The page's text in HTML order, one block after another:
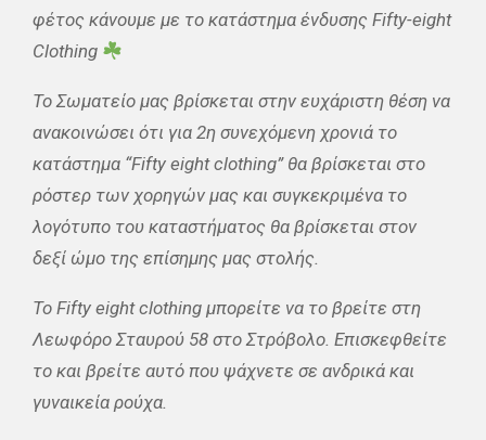
φέτος κάνουμε με το κατάστημα ένδυσης Fifty-eight
Clothing
Το Σωματείο μας βρίσκεται στην ευχάριστη θέση να
ανακοινώσει ότι για 2η συνεχόμενη χρονιά το
κατάστημα “Fifty eight clothing” θα βρίσκεται στο
ρόστερ των χορηγών μας και συγκεκριμένα το
λογότυπο του καταστήματος θα βρίσκεται στον
δεξί ώμο της επίσημης μας στολής.
Το Fifty eight clothing μπορείτε να το βρείτε στη
Λεωφόρο Σταυρού 58 στο Στρόβολο. Επισκεφθείτε
το και βρείτε αυτό που ψάχνετε σε ανδρικά και
γυναικεία ρούχα.